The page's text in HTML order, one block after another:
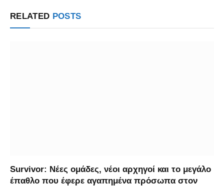
RELATED POSTS
Survivor: Νέες ομάδες, νέοι αρχηγοί και το μεγάλο
έπαθλο που έφερε αγαπημένα πρόσωπα στον